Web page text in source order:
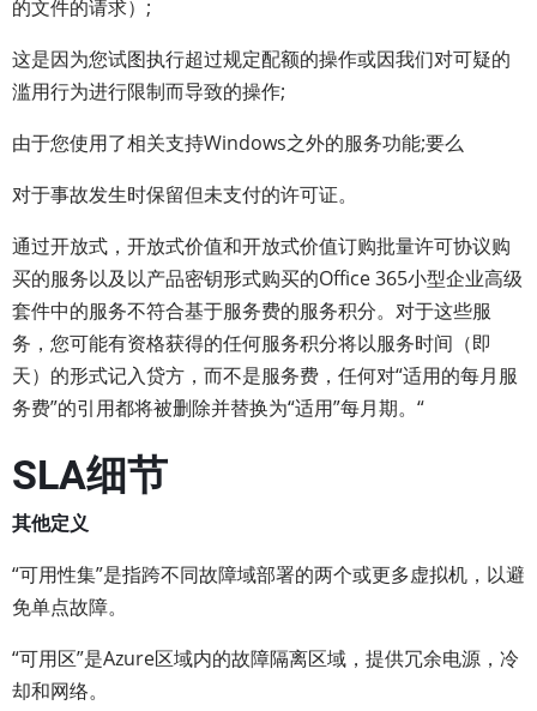
的文件的请求）;
这是因为您试图执行超过规定配额的操作或因我们对可疑的
滥用行为进行限制而导致的操作;
由于您使用了相关支持Windows之外的服务功能;要么
对于事故发生时保留但未支付的许可证。
通过开放式，开放式价值和开放式价值订购批量许可协议购
买的服务以及以产品密钥形式购买的Office 365小型企业高级
套件中的服务不符合基于服务费的服务积分。对于这些服
务，您可能有资格获得的任何服务积分将以服务时间（即
天）的形式记入贷方，而不是服务费，任何对“适用的每月服
务费”的引用都将被删除并替换为“适用”每月期。“
SLA细节
其他定义
“可用性集”是指跨不同故障域部署的两个或更多虚拟机，以避
免单点故障。
“可用区”是Azure区域内的故障隔离区域，提供冗余电源，冷
却和网络。